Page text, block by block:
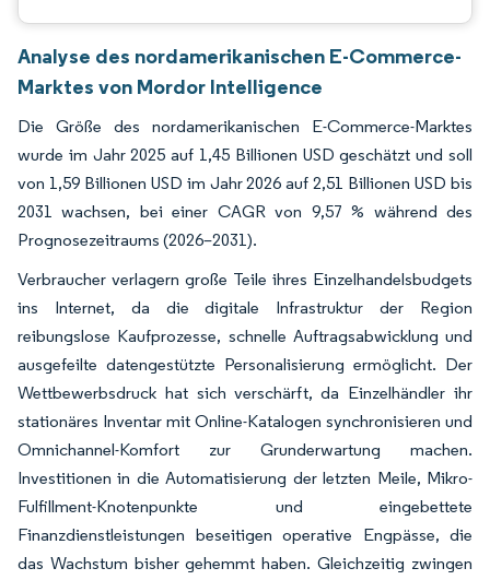
Analyse des nordamerikanischen E-Commerce-
Marktes von Mordor Intelligence
Die Größe des nordamerikanischen E-Commerce-Marktes
wurde im Jahr 2025 auf 1,45 Billionen USD geschätzt und soll
von 1,59 Billionen USD im Jahr 2026 auf 2,51 Billionen USD bis
2031 wachsen, bei einer CAGR von 9,57 % während des
Prognosezeitraums (2026–2031).
Verbraucher verlagern große Teile ihres Einzelhandelsbudgets
ins Internet, da die digitale Infrastruktur der Region
reibungslose Kaufprozesse, schnelle Auftragsabwicklung und
ausgefeilte datengestützte Personalisierung ermöglicht. Der
Wettbewerbsdruck hat sich verschärft, da Einzelhändler ihr
stationäres Inventar mit Online-Katalogen synchronisieren und
Omnichannel-Komfort zur Grunderwartung machen.
Investitionen in die Automatisierung der letzten Meile, Mikro-
Fulfillment-Knotenpunkte und eingebettete
Finanzdienstleistungen beseitigen operative Engpässe, die
das Wachstum bisher gehemmt haben. Gleichzeitig zwingen